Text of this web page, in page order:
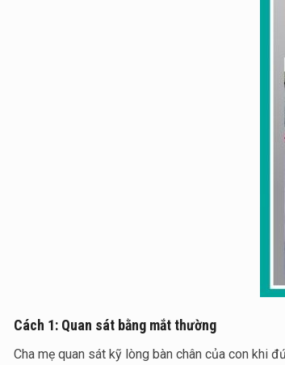
Cách 1: Quan sát bằng mắt thường
Cha mẹ quan sát kỹ lòng bàn chân của con khi